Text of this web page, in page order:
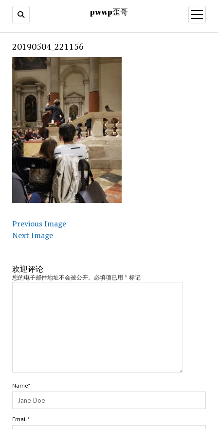
pwwp歪哥
open
menu
20190504_221156
Previous Image
Next Image
欢迎评论
您的电子邮件地址不会被公开。必填项已用 * 标记
Name*
Email*